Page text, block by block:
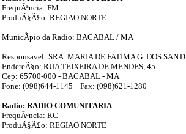
FrequÃªncia: FM
ProduÃ§Ã£o: REGIAO NORTE
MunicÃ­pio da Radio: BACABAL / MA
Responsavel: SRA. MARIA DE FATIMA G. DOS
EndereÃ§o: RUA TEIXEIRA DE MENDES, 45
Cep: 65700-000 - BACABAL - MA
Fone: (098)644-1145 Fax: (098)621-1280
Radio: RADIO COMUNITARIA
FrequÃªncia: RC
ProduÃ§Ã£o: REGIAO NORTE